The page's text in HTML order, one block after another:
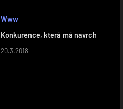
Www
Konkurence, která má navrch
20.3.2018